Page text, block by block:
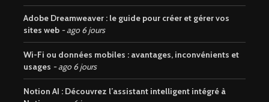
Adobe Dreamweaver : le guide pour créer et gérer vos
sites web
ago 6 jours
Wi-Fi ou données mobiles : avantages, inconvénients et
usages
ago 6 jours
Notion AI : Découvrez l’assistant intelligent intégré à